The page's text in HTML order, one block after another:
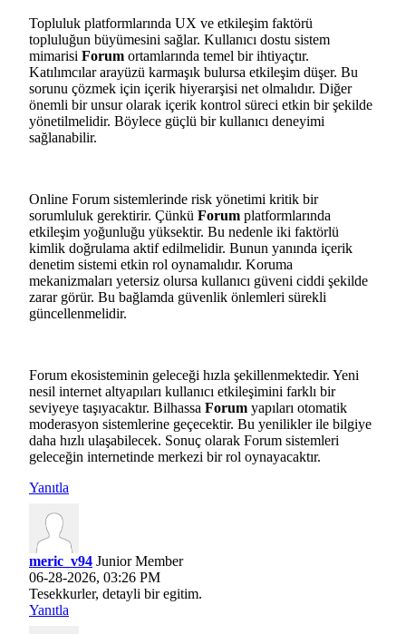
Topluluk platformlarında UX ve etkileşim faktörü
topluluğun büyümesini sağlar. Kullanıcı dostu sistem
mimarisi Forum ortamlarında temel bir ihtiyaçtır.
Katılımcılar arayüzü karmaşık bulursa etkileşim düşer. Bu
sorunu çözmek için içerik hiyerarşisi net olmalıdır. Diğer
önemli bir unsur olarak içerik kontrol süreci etkin bir şekilde
yönetilmelidir. Böylece güçlü bir kullanıcı deneyimi
sağlanabilir.
Online Forum sistemlerinde risk yönetimi kritik bir
sorumluluk gerektirir. Çünkü Forum platformlarında
etkileşim yoğunluğu yüksektir. Bu nedenle iki faktörlü
kimlik doğrulama aktif edilmelidir. Bunun yanında içerik
denetim sistemi etkin rol oynamalıdır. Koruma
mekanizmaları yetersiz olursa kullanıcı güveni ciddi şekilde
zarar görür. Bu bağlamda güvenlik önlemleri sürekli
güncellenmelidir.
Forum ekosisteminin geleceği hızla şekillenmektedir. Yeni
nesil internet altyapıları kullanıcı etkileşimini farklı bir
seviyeye taşıyacaktır. Bilhassa Forum yapıları otomatik
moderasyon sistemlerine geçecektir. Bu yenilikler ile bilgiye
daha hızlı ulaşabilecek. Sonuç olarak Forum sistemleri
geleceğin internetinde merkezi bir rol oynayacaktır.
Yanıtla
meric_v94 Junior Member
06-28-2026, 03:26 PM
Tesekkurler, detayli bir egitim.
Yanıtla